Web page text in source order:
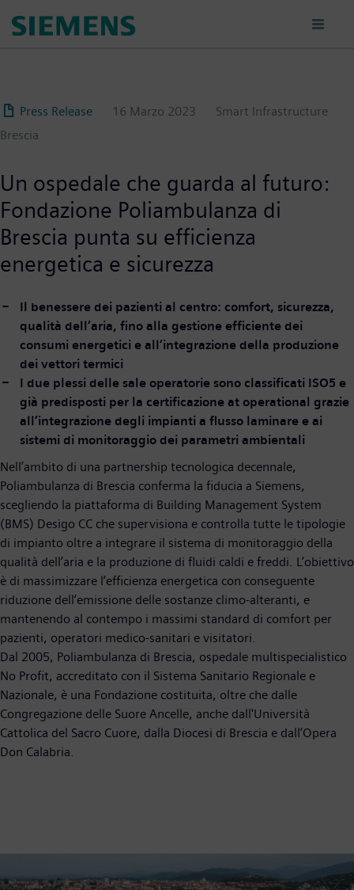
Press Release 16 Marzo 2023
Smart Infrastructure
Brescia
Un ospedale che guarda al futuro:
Fondazione Poliambulanza di
Brescia punta su efficienza
energetica e sicurezza
Il benessere dei pazienti al centro: comfort, sicurezza,
qualità dell’aria, fino alla gestione efficiente dei
consumi energetici e all’integrazione della produzione
dei vettori termici
I due plessi delle sale operatorie sono classificati ISO5 e
già predisposti per la certificazione at operational grazie
all’integrazione degli impianti a flusso laminare e ai
sistemi di monitoraggio dei parametri ambientali
Nell’ambito di una partnership tecnologica decennale,
Poliambulanza di Brescia conferma la fiducia a Siemens,
scegliendo la piattaforma di Building Management System
(BMS) Desigo CC che supervisiona e controlla tutte le tipologie
di impianto oltre a integrare il sistema di monitoraggio della
qualità dell’aria e la produzione di fluidi caldi e freddi. L’obiettivo
è di massimizzare l’efficienza energetica con conseguente
riduzione dell’emissione delle sostanze climo-alteranti, e
mantenendo al contempo i massimi standard di comfort per
pazienti, operatori medico-sanitari e visitatori.
Dal 2005, Poliambulanza di Brescia, ospedale multispecialistico
No Profit, accreditato con il Sistema Sanitario Regionale e
Nazionale, è una Fondazione costituita, oltre che dalle
Congregazione delle Suore Ancelle, anche dall'Università
Cattolica del Sacro Cuore, dalla Diocesi di Brescia e dall’Opera
Don Calabria.